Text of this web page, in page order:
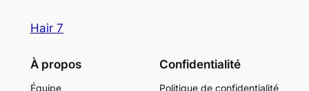
Hair 7
À propos
Équipe
Confidentialité
Politique de confidentialité